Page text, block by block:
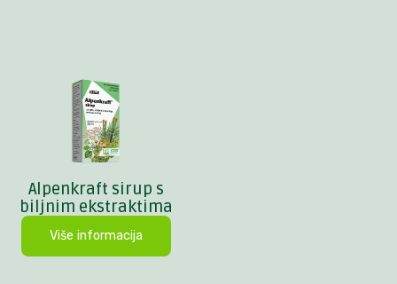
Alpenkraft sirup s
biljnim ekstraktima
Više informacija